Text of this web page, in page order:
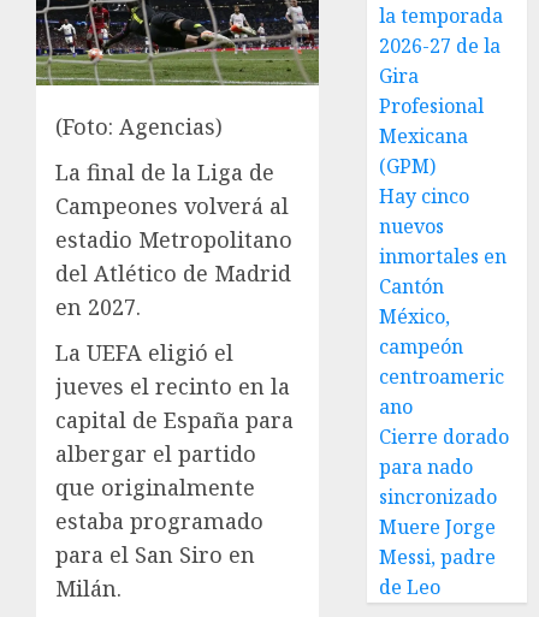
(Foto: Agencias)
La final de la Liga de
Campeones volverá al
estadio Metropolitano
del Atlético de Madrid
en 2027.
La UEFA eligió el
jueves el recinto en la
capital de España para
albergar el partido
que originalmente
estaba programado
para el San Siro en
Milán.
la temporada
2026-27 de la
Gira
Profesional
Mexicana
(GPM)
Hay cinco
nuevos
inmortales en
Cantón
México,
campeón
centroameric
ano
Cierre dorado
para nado
sincronizado
Muere Jorge
Messi, padre
de Leo